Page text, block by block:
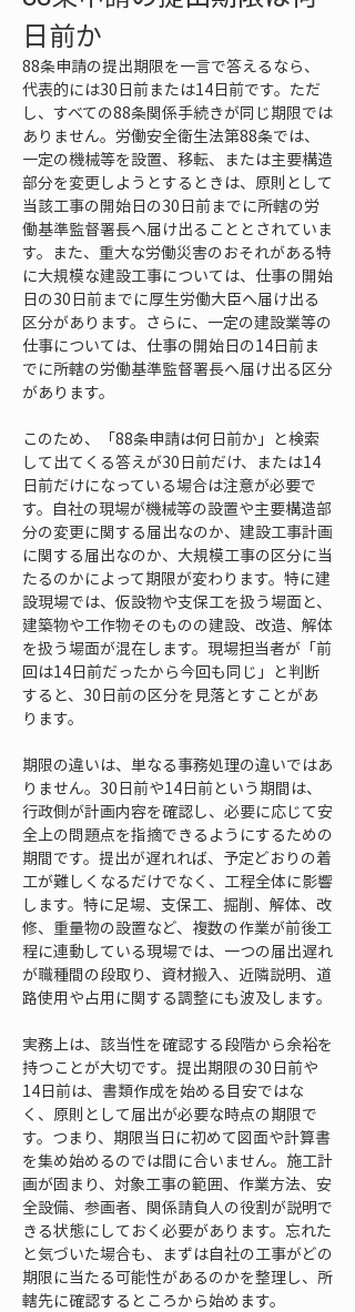
日前か
88条申請の提出期限を一言で答えるなら、
代表的には30日前または14日前です。ただ
し、すべての88条関係手続きが同じ期限では
ありません。労働安全衛生法第88条では、
一定の機械等を設置、移転、または主要構造
部分を変更しようとするときは、原則として
当該工事の開始日の30日前までに所轄の労
働基準監督署長へ届け出ることとされていま
す。また、重大な労働災害のおそれがある特
に大規模な建設工事については、仕事の開始
日の30日前までに厚生労働大臣へ届け出る
区分があります。さらに、一定の建設業等の
仕事については、仕事の開始日の14日前ま
でに所轄の労働基準監督署長へ届け出る区分
があります。
このため、「88条申請は何日前か」と検索
して出てくる答えが30日前だけ、または14
日前だけになっている場合は注意が必要で
す。自社の現場が機械等の設置や主要構造部
分の変更に関する届出なのか、建設工事計画
に関する届出なのか、大規模工事の区分に当
たるのかによって期限が変わります。特に建
設現場では、仮設物や支保工を扱う場面と、
建築物や工作物そのものの建設、改造、解体
を扱う場面が混在します。現場担当者が「前
回は14日前だったから今回も同じ」と判断
すると、30日前の区分を見落とすことがあ
ります。
期限の違いは、単なる事務処理の違いではあ
りません。30日前や14日前という期間は、
行政側が計画内容を確認し、必要に応じて安
全上の問題点を指摘できるようにするための
期間です。提出が遅れれば、予定どおりの着
工が難しくなるだけでなく、工程全体に影響
します。特に足場、支保工、掘削、解体、改
修、重量物の設置など、複数の作業が前後工
程に連動している現場では、一つの届出遅れ
が職種間の段取り、資材搬入、近隣説明、道
路使用や占用に関する調整にも波及します。
実務上は、該当性を確認する段階から余裕を
持つことが大切です。提出期限の30日前や
14日前は、書類作成を始める目安ではな
く、原則として届出が必要な時点の期限で
す。つまり、期限当日に初めて図面や計算書
を集め始めるのでは間に合いません。施工計
画が固まり、対象工事の範囲、作業方法、安
全設備、参画者、関係請負人の役割が説明で
きる状態にしておく必要があります。忘れた
と気づいた場合も、まずは自社の工事がどの
期限に当たる可能性があるのかを整理し、所
轄先に確認するところから始めます。